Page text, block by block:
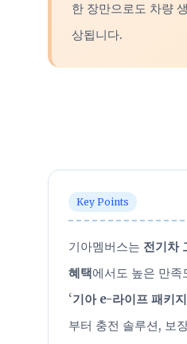
한 장만으로도 차량
상됩니다.
Key Points
기아멤버스는 전기차
혜택에서도 높은 만족
‘기아 e-라이프 패키지
부터 충전 솔루션, 보